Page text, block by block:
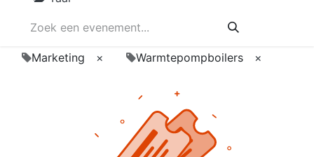
Marketing × Warmtepompboilers ×